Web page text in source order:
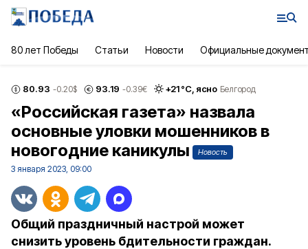
80 лет Победы Статьи Новости Официальные
80.93 -0.20$ 93.19 -0.39€ +21°С, ясно Белгород
«Российская газета» назвала
основные уловки мошенников в
новогодние каникулы
Новость
3 января 2023, 09:00
Общий праздничный настрой может
снизить уровень бдительности граждан.